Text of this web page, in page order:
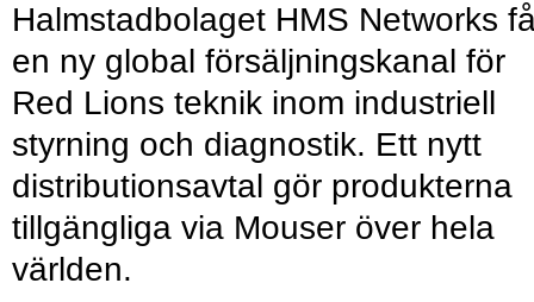
Halmstadbolaget HMS Networks
en ny global försäljningskanal för
Red Lions teknik inom industriell
styrning och diagnostik. Ett nytt
distributionsavtal gör produkterna
tillgängliga via Mouser över hela
världen.